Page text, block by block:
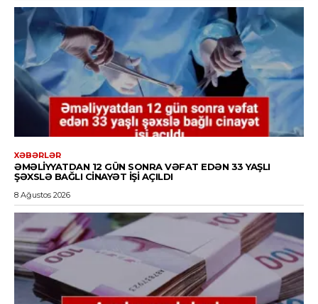
XƏBƏRLƏR
ƏMƏLIYYATDAN 12 GÜN SONRA VƏFAT EDƏN 33 YAŞLI
ŞƏXSLƏ BAĞLI CINAYƏT IŞI AÇILDI
8 Ağustos 2026